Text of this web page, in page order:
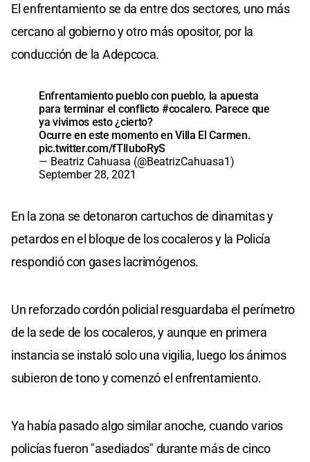
El enfrentamiento se da entre dos sectores, uno más
cercano al gobierno y otro más opositor, por la
conducción de la Adepcoca.
Enfrentamiento pueblo con pueblo, la apuesta
para terminar el conflicto #cocalero. Parece que
ya vivimos esto ¿cierto?
Ocurre en este momento en Villa El Carmen.
pic.twitter.com/fTlIuboRyS
— Beatriz Cahuasa (@BeatrizCahuasa1)
September 28, 2021
En la zona se detonaron cartuchos de dinamitas y
petardos en el bloque de los cocaleros y la Policía
respondió con gases lacrimógenos.
Un reforzado cordón policial resguardaba el perímetro
de la sede de los cocaleros, y aunque en primera
instancia se instaló solo una vigilia, luego los ánimos
subieron de tono y comenzó el enfrentamiento.
Ya había pasado algo similar anoche, cuando varios
policías fueron "asediados" durante más de cinco